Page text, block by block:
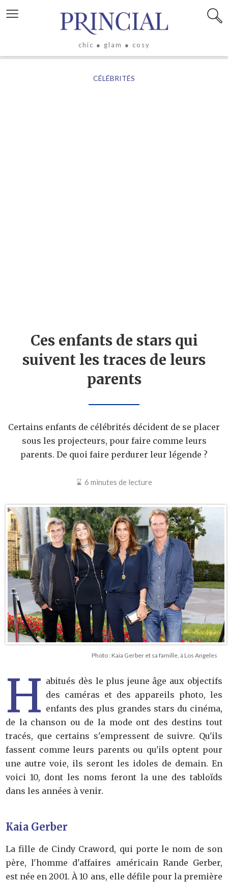
≡
chic ● glam ● cosy
LIFESTYLE
LUXE
CÉLÉBRITÉS
Ces enfants de stars qui
suivent les traces de leurs
parents
Certains enfants de célébrités décident de se placer
sous les projecteurs, pour faire comme leurs
parents. De quoi faire perdurer leur légende ?
6 minutes de lecture
Photo : Kaia Gerber et sa famille, à Los Angeles
H abitués dès le plus jeune âge aux objectifs
des caméras et des appareils photo, les
enfants des plus grandes stars du cinéma,
de la chanson ou de la mode ont des destins tout
tracés, que certains s'empressent de suivre. Qu'ils
fassent comme leurs parents ou qu'ils optent pour
une autre voie, ils seront les idoles de demain. En
voici 10, dont les noms feront la une des tabloïds
dans les années à venir.
Kaia Gerber
La fille de Cindy Craword, qui porte le nom de son
père, l'homme d'affaires américain Rande Gerber,
est née en 2001. À 10 ans, elle défile pour la première